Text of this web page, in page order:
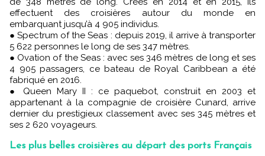
effectuent des croisières autour du monde en
embarquant jusqu’à 4 905 individus.
● Spectrum of the Seas : depuis 2019, il arrive à transporter
5 622 personnes le long de ses 347 mètres.
● Ovation of the Seas : avec ses 346 mètres de long et ses
4 905 passagers, ce bateau de Royal Caribbean a été
fabriqué en 2016.
● Queen Mary II : ce paquebot, construit en 2003 et
appartenant à la compagnie de croisière Cunard, arrive
dernier du prestigieux classement avec ses 345 mètres et
ses 2 620 voyageurs.
Les plus belles croisières au départ des ports Français